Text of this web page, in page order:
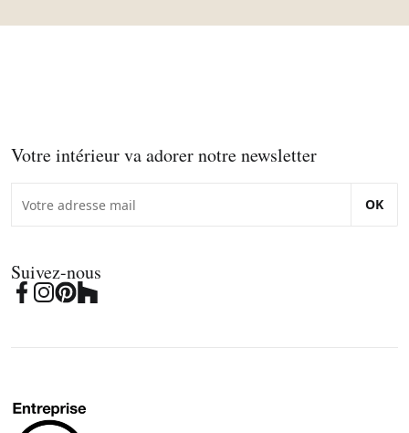
Votre intérieur va adorer notre newsletter
OK
Suivez-nous